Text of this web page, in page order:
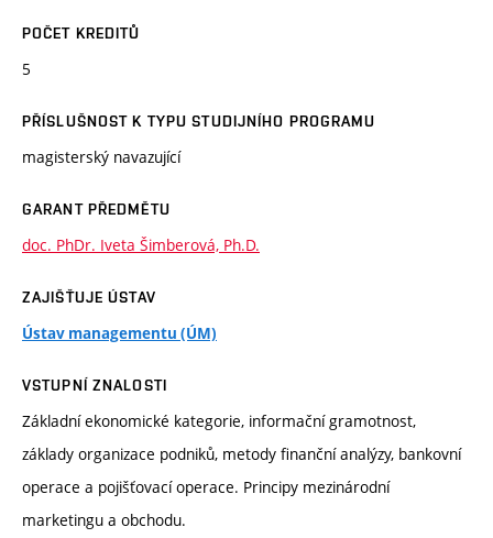
POČET KREDITŮ
5
PŘÍSLUŠNOST K TYPU STUDIJNÍHO PROGRAMU
magisterský navazující
GARANT PŘEDMĚTU
doc. PhDr. Iveta Šimberová, Ph.D.
ZAJIŠŤUJE ÚSTAV
Ústav managementu (ÚM)
VSTUPNÍ ZNALOSTI
Základní ekonomické kategorie, informační gramotnost,
základy organizace podniků, metody finanční analýzy, bankovní
operace a pojišťovací operace. Principy mezinárodní
marketingu a obchodu.